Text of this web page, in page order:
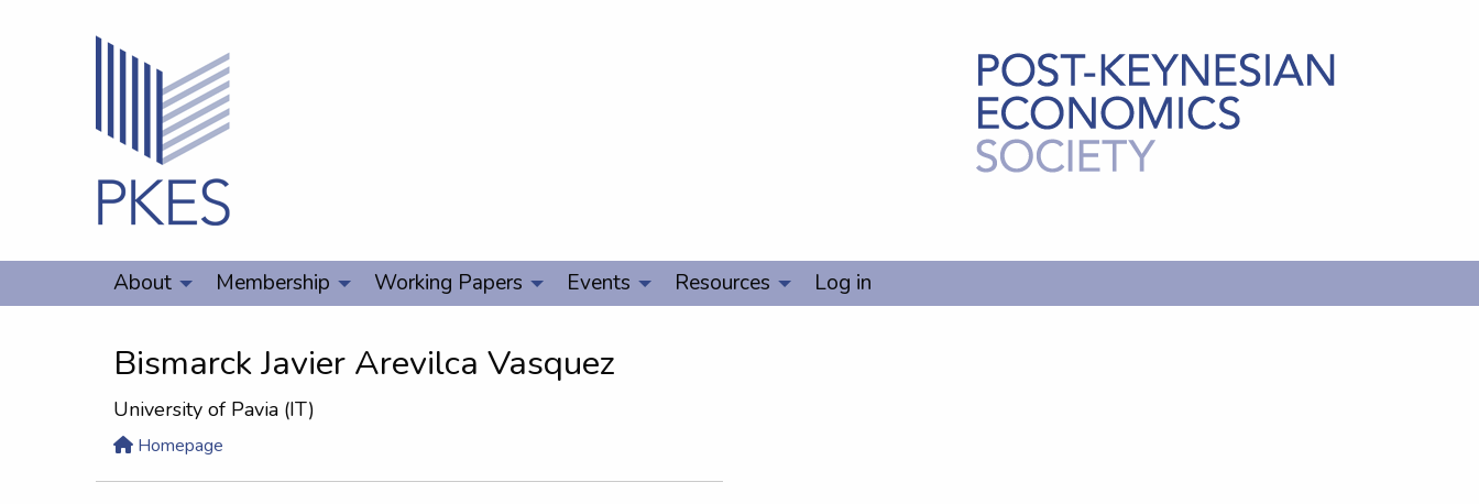
About Membership Working Papers Events Resources Log in
Bismarck Javier Arevilca Vasquez
University of Pavia (IT)
Homepage